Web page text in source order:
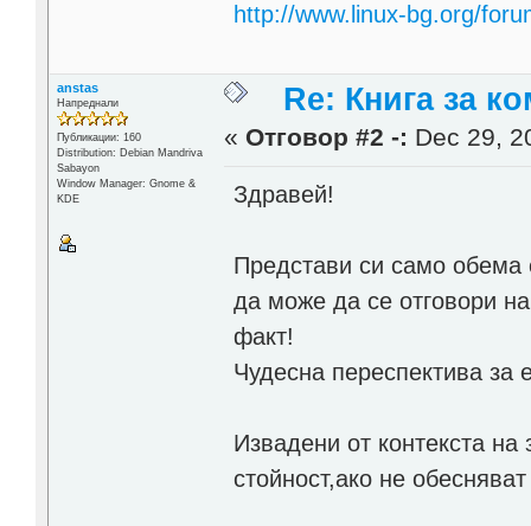
http://www.linux-bg.org/
anstas
Напреднали
Публикации: 160
Distribution: Debian Mandriva
Sabayon
Window Manager: Gnome &
KDE
Re: Книга за
« Отговор #2 -: Dec 29,
Здравей!
Представи си само обема
да може да се отговори
факт!
Чудесна переспектива
Извадени от контекста
стойност,ако не